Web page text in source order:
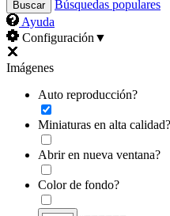
Búsquedas populares
Ayuda
Configuración ▼
Imágenes
Auto reproducción?
Miniaturas en alta calidad?
Abrir en nueva ventana?
Color de fondo?